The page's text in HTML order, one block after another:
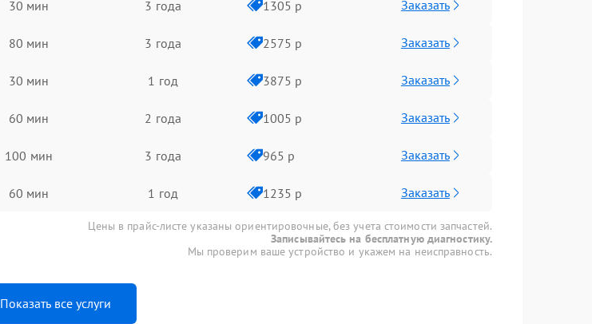
30 мин 3 года 1305 р Заказать
80 мин 3 года 2575 р Заказать
30 мин 1 год 3875 р Заказать
60 мин 2 года 1005 р Заказать
100 мин 3 года 965 р Заказать
60 мин 1 год 1235 р Заказать
Цены в прайс-листе указаны ориентировочные, без учета стоимости запчастей.
Записывайтесь на бесплатную диагностику.
Мы проверим ваше устройство и укажем на неисправность.
Показать все услуги